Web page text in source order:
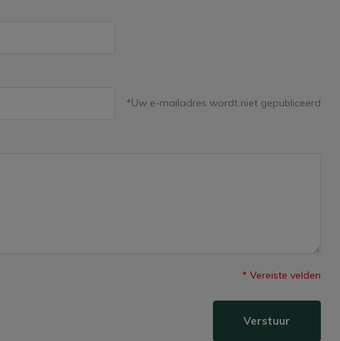
*Uw e-mailadres wordt niet gepubliceerd
* Vereiste velden
Verstuur